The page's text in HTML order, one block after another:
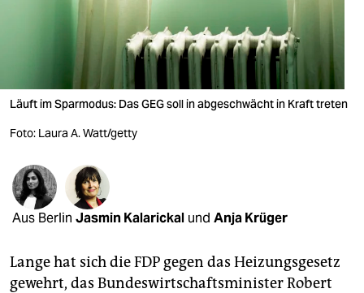
wahrheit
verlag
fragen & hilfe
unterstützen
genossenschaft
Läuft im Sparmodus: Das GEG soll in abgeschwächt in Kraft treten
Foto: Laura A. Watt/getty
Aus Berlin Jasmin Kalarickal und Anja Krüger
Lange hat sich die FDP gegen das Heizungsgesetz
gewehrt, das Bundeswirtschaftsminister Robert